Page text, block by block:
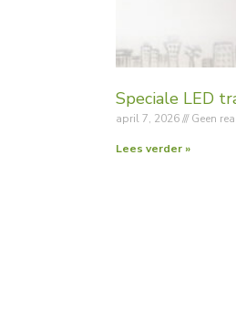
Speciale LED
april 7, 2026 Geen
Lees verder »